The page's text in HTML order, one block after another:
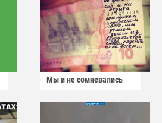
Мы и не сомневались